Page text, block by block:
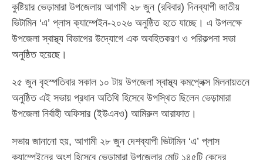
‎কুষ্টিয়ার ভেড়ামারা উপজেলায় আগামী ২৮ জুন (রবিবার) দিনব্যাপী জাতীয়
ভিটামিন ‘এ’ প্লাস ক্যাম্পেইন-২০২৬ অনুষ্ঠিত হতে যাচ্ছে। এ উপলক্ষে
উপজেলা স্বাস্থ্য বিভাগের উদ্যোগে এক অবহিতকরণ ও পরিকল্পনা সভা
অনুষ্ঠিত হয়েছে।
‎২৫ জুন বৃহস্পতিবার সকাল ১০ টায় উপজেলা স্বাস্থ্য কমপ্লেক্স মিলনায়তনে
অনুষ্ঠিত এই সভায় প্রধান অতিথি হিসেবে উপস্থিত ছিলেন ভেড়ামারা
উপজেলা নির্বাহী অফিসার (ইউএনও) আমিরুল আরাফাত।
‎সভায় জানানো হয়, আগামী ২৮ জুন দেশব্যাপী ভিটামিন ‘এ’ প্লাস
ক্যাম্পেইনের অংশ হিসেবে ভেড়ামারা উপজেলার মোট ১৪৫টি কেন্দ্রে